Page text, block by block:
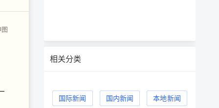
相关分类
国际新闻 国内新闻 本地新闻